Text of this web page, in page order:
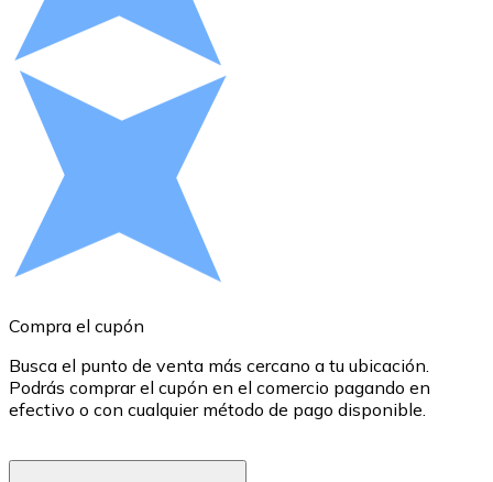
Comprar con efectivo
Transferencia SEPA
Añade fondos a tu cuenta Bitnovo o realiza compras
Comprar con Transferencia
Tarjeta de crédito / débito
Utiliza tarjetas Visa y Mastercard para comprar
Comprar con tarjeta
Nuevo
Compra tarjetas regalo de tus marcas favoritas con
Ir a la tienda de tarjetas regalo
Compra el cupón
Busca el punto de venta más cercano a tu ubicación.
Podrás comprar el cupón en el comercio pagando en
efectivo o con cualquier método de pago disponible.